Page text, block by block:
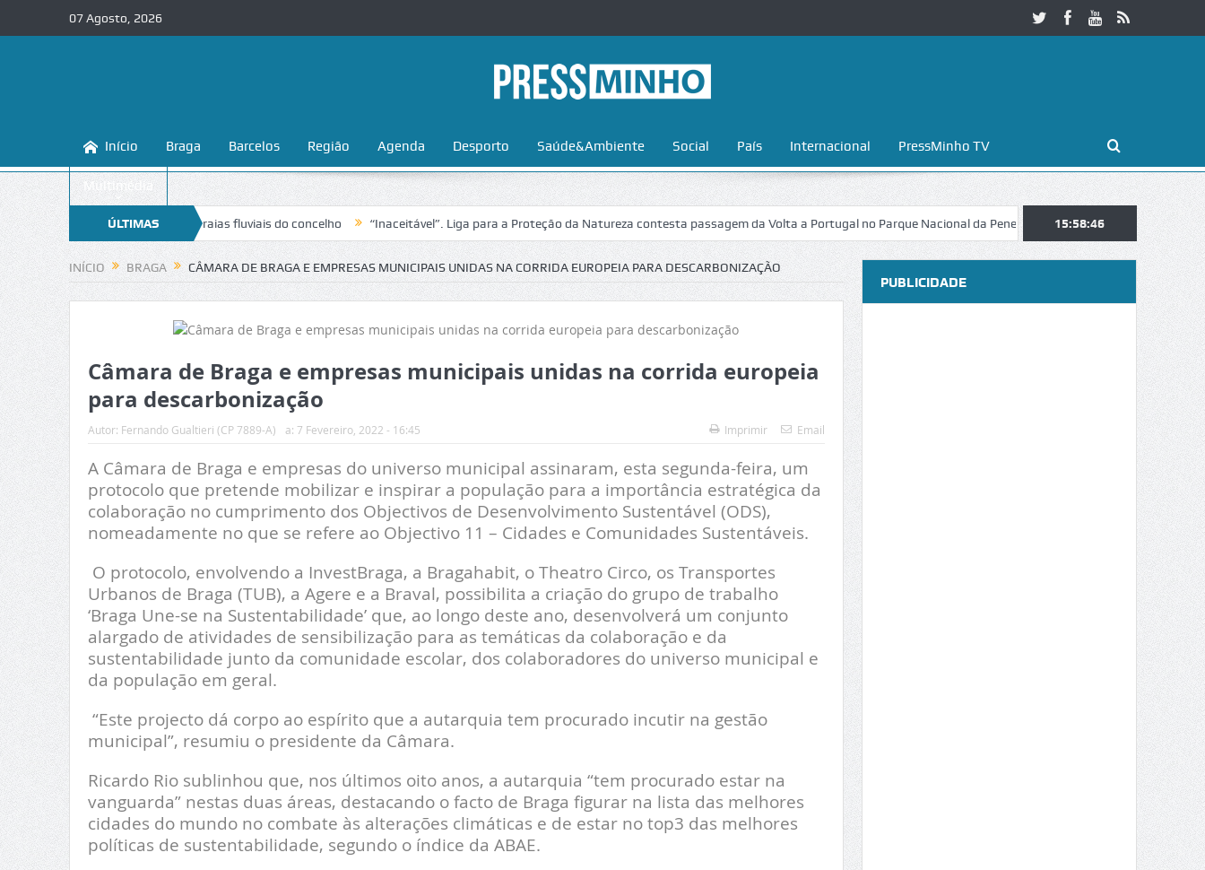
07 Agosto, 2026
Início Braga Barcelos Região Agenda Desporto Saúde&Ambiente Social País Internacional PressMinho TV
Multimédia
ÚLTIMAS
NOTÍCIAS
a conhecer e proteger as praias fluviais do concelho “Inaceitável”. Liga para a Proteção da Natureza contesta passagem da Volta a Portugal no Parque Nacional da Peneda-Gerês Esposende. Galaicofolia
15:58:47
INÍCIO BRAGA CÂMARA DE BRAGA E EMPRESAS MUNICIPAIS UNIDAS NA CORRIDA EUROPEIA PARA DESCARBONIZAÇÃO
Câmara de Braga e empresas municipais unidas na corrida europeia
para descarbonização
Autor: Fernando Gualtieri (CP 7889-A) a: 7 Fevereiro, 2022 - 16:45 Imprimir Email
A Câmara de Braga e empresas do universo municipal assinaram, esta segunda-feira, um
protocolo que pretende mobilizar e inspirar a população para a importância estratégica da
colaboração no cumprimento dos Objectivos de Desenvolvimento Sustentável (ODS),
nomeadamente no que se refere ao Objectivo 11 – Cidades e Comunidades Sustentáveis.
O protocolo, envolvendo a InvestBraga, a Bragahabit, o Theatro Circo, os Transportes
Urbanos de Braga (TUB), a Agere e a Braval, possibilita a criação do grupo de trabalho
‘Braga Une-se na Sustentabilidade’ que, ao longo deste ano, desenvolverá um conjunto
alargado de atividades de sensibilização para as temáticas da colaboração e da
sustentabilidade junto da comunidade escolar, dos colaboradores do universo municipal e
da população em geral.
“Este projecto dá corpo ao espírito que a autarquia tem procurado incutir na gestão
municipal”, resumiu o presidente da Câmara.
Ricardo Rio sublinhou que, nos últimos oito anos, a autarquia “tem procurado estar na
vanguarda” nestas duas áreas, destacando o facto de Braga figurar na lista das melhores
cidades do mundo no combate às alterações climáticas e de estar no top3 das melhores
políticas de sustentabilidade, segundo o índice da ABAE.
PUBLICIDADE